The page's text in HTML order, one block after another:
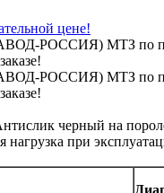
РОССИЯ) МТЗ по
РОССИЯ) МТЗ по
черный на
при